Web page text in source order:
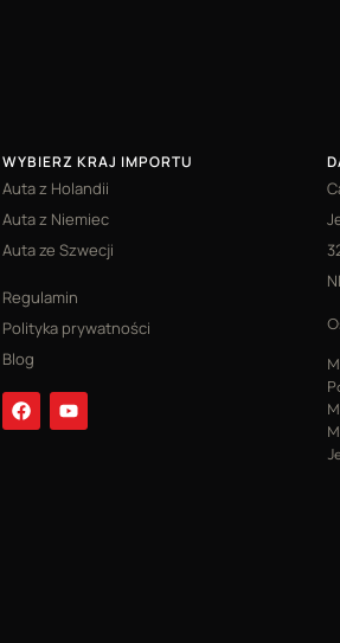
WYBIERZ KRAJ IMPORTU
Auta z Holandii
Auta z Niemiec
Auta ze Szwecji
Regulamin
Polityka prywatności
Blog